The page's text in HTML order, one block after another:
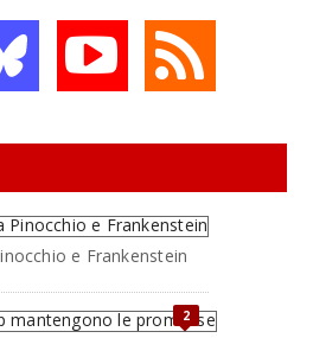
e Frankenstein
2